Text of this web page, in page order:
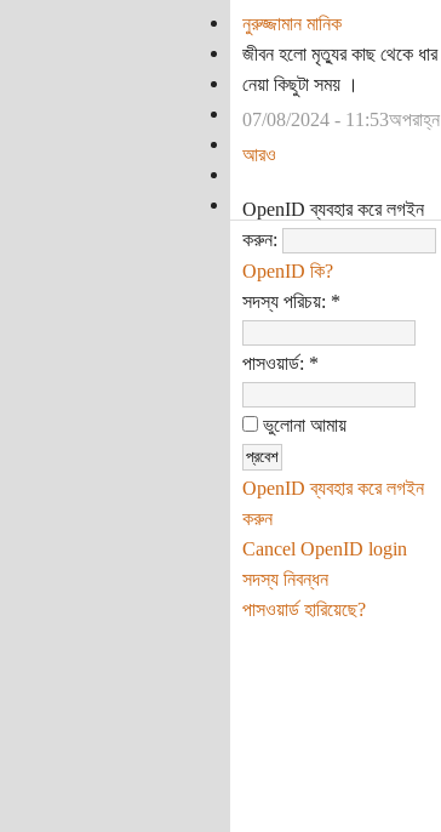
নুরুজ্জামান মানিক
জীবন হলো মৃত্যুর কাছ থেকে ধার
নেয়া কিছুটা সময় ।
07/08/2024 - 11:53অপরাহ্ন
আরও
OpenID ব্যবহার করে লগইন
করুন:
OpenID কি?
সদস্য পরিচয়: *
পাসওয়ার্ড: *
ভুলোনা আমায়
OpenID ব্যবহার করে লগইন
করুন
Cancel OpenID login
সদস্য নিবন্ধন
পাসওয়ার্ড হারিয়েছে?